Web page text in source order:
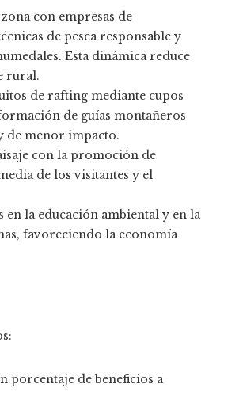
con empresas de
de pesca responsable y
Esta dinámica reduce
rural.
de rafting mediante cupos
de guías montañeros
de menor impacto.
con la promoción de
de los visitantes y el
la educación ambiental y en la
favoreciendo la economía
porcentaje de beneficios a